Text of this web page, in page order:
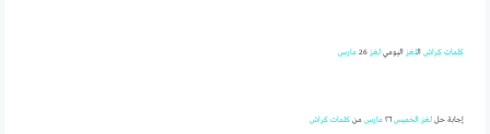
كلمات كراش اللغز اليوميلغز 26 مارس
إجابة حللغز الخميس ٢٦ مارس منكلمات كراش